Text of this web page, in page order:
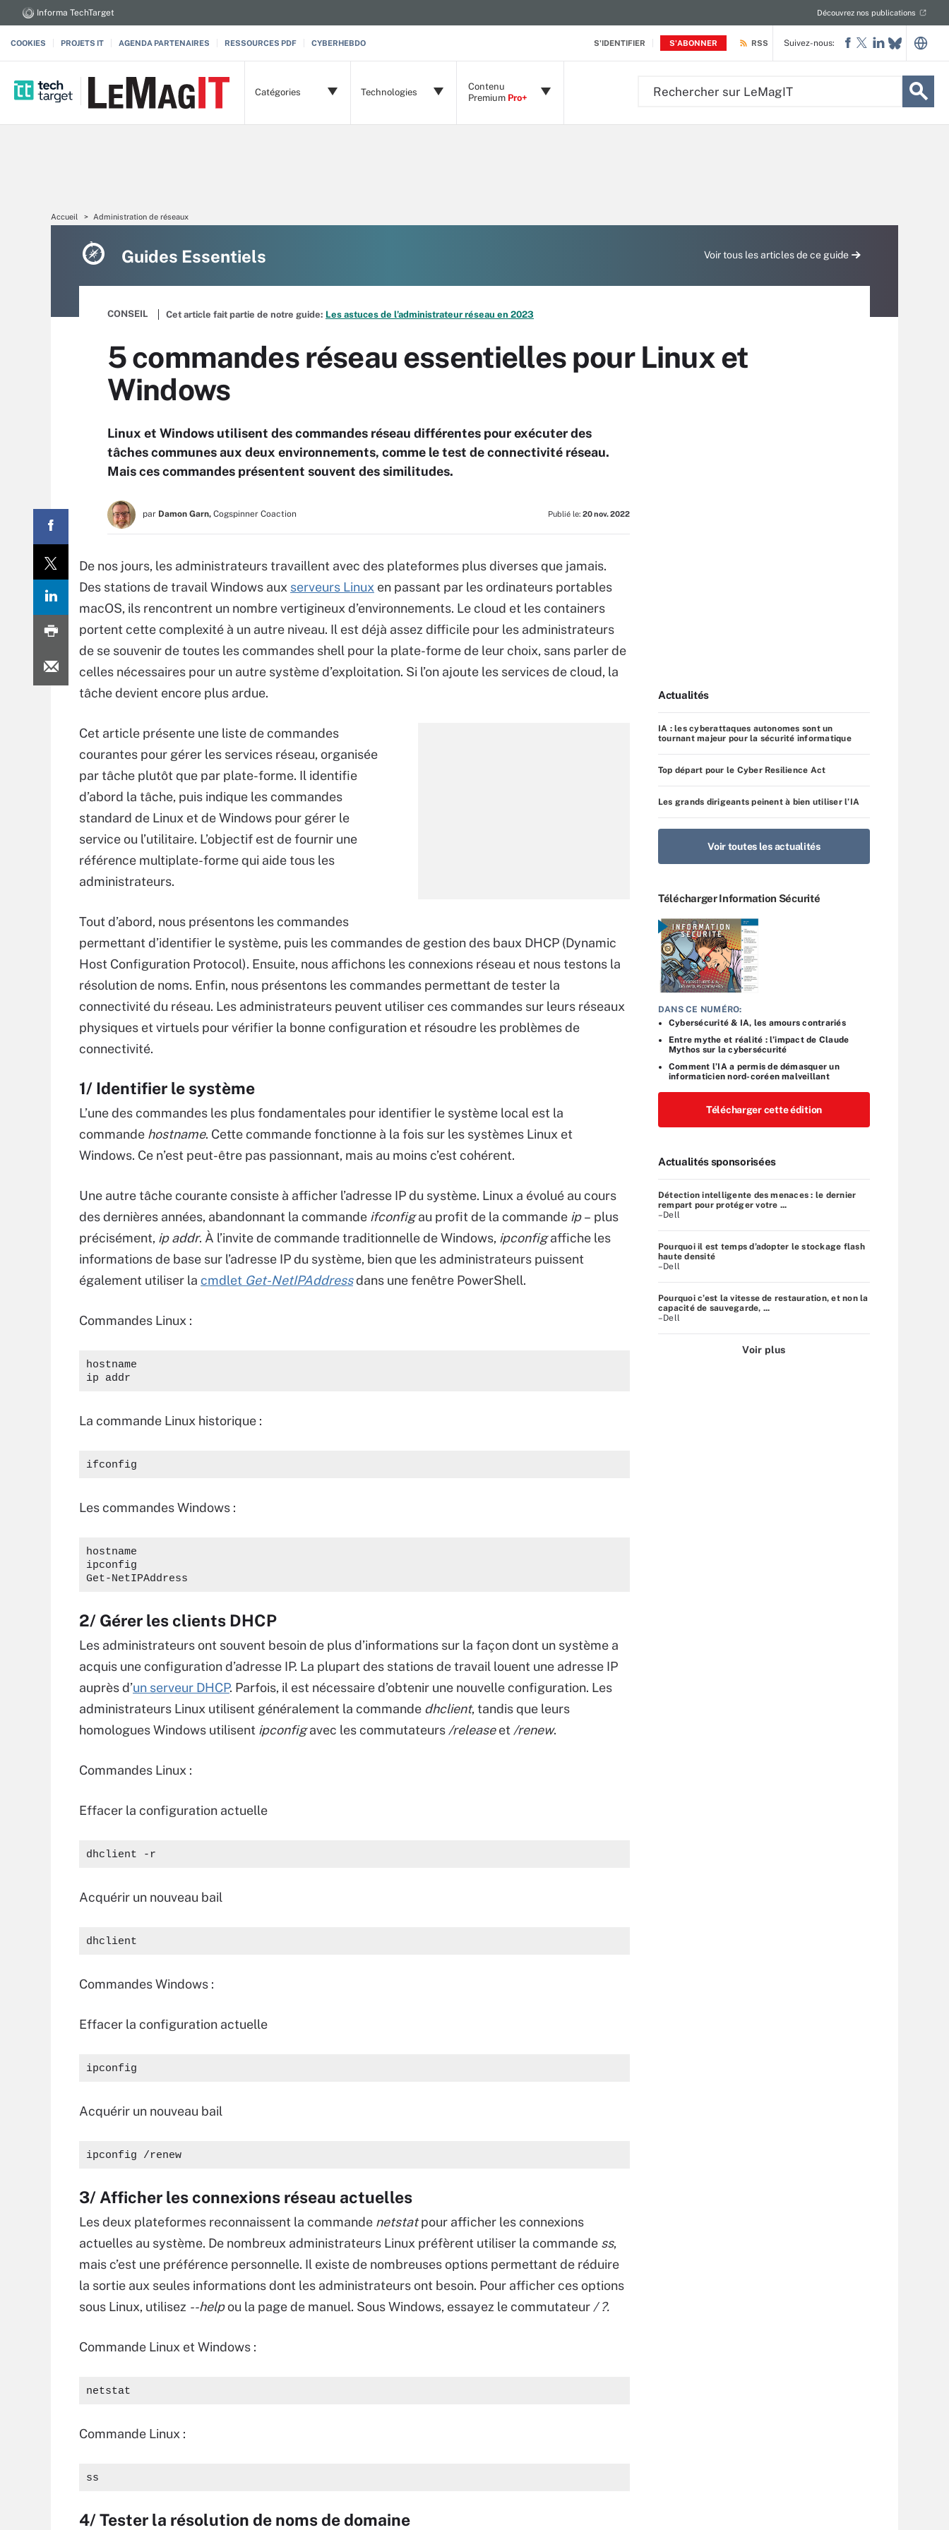
S'IDENTIFIER S'ABONNER
Informa TechTarget Découvrez nos publications
COOKIES PROJETS IT AGENDA PARTENAIRES RESSOURCES PDF CYBERHEBDO RSS
Catégories Technologies
Contenu
Premium Pro+
Suivez-nous:
Accueil Administration de réseaux
Guides Essentiels Voir tous les articles de ce guide
CONSEIL Cet article fait partie de notre guide: Les astuces de l’administrateur réseau en 2023
5 commandes réseau essentielles pour Linux et
Windows
Linux et Windows utilisent des commandes réseau différentes pour exécuter des
tâches communes aux deux environnements, comme le test de connectivité réseau.
Mais ces commandes présentent souvent des similitudes.
par Damon Garn, Cogspinner Coaction Publié le: 20 nov. 2022
De nos jours, les administrateurs travaillent avec des plateformes plus diverses que jamais.
Des stations de travail Windows aux serveurs Linux en passant par les ordinateurs portables
macOS, ils rencontrent un nombre vertigineux d’environnements. Le cloud et les containers
portent cette complexité à un autre niveau. Il est déjà assez difficile pour les administrateurs
de se souvenir de toutes les commandes shell pour la plate-forme de leur choix, sans parler de
celles nécessaires pour un autre système d’exploitation. Si l’on ajoute les services de cloud, la
tâche devient encore plus ardue.
Cet article présente une liste de commandes
courantes pour gérer les services réseau, organisée
par tâche plutôt que par plate-forme. Il identifie
d’abord la tâche, puis indique les commandes
standard de Linux et de Windows pour gérer le
service ou l’utilitaire. L’objectif est de fournir une
référence multiplate-forme qui aide tous les
administrateurs.
Tout d’abord, nous présentons les commandes
permettant d’identifier le système, puis les commandes de gestion des baux DHCP (Dynamic
Host Configuration Protocol). Ensuite, nous affichons les connexions réseau et nous testons la
résolution de noms. Enfin, nous présentons les commandes permettant de tester la
connectivité du réseau. Les administrateurs peuvent utiliser ces commandes sur leurs réseaux
physiques et virtuels pour vérifier la bonne configuration et résoudre les problèmes de
connectivité.
1/ Identifier le système
L’une des commandes les plus fondamentales pour identifier le système local est la
commande hostname. Cette commande fonctionne à la fois sur les systèmes Linux et
Windows. Ce n’est peut-être pas passionnant, mais au moins c’est cohérent.
Une autre tâche courante consiste à afficher l’adresse IP du système. Linux a évolué au cours
des dernières années, abandonnant la commande ifconfigau profit de la commande ip– plus
précisément, ip addr. À l’invite de commande traditionnelle de Windows, ipconfigaffiche les
informations de base sur l’adresse IP du système, bien que les administrateurs puissent
également utiliser la cmdlet Get-NetIPAddressdans une fenêtre PowerShell.
Commandes Linux :
hostname
ip addr
La commande Linux historique :
ifconfig
Les commandes Windows :
hostname
ipconfig
Get-NetIPAddress
2/ Gérer les clients DHCP
Les administrateurs ont souvent besoin de plus d’informations sur la façon dont un système a
acquis une configuration d’adresse IP. La plupart des stations de travail louent une adresse IP
auprès d’un serveur DHCP. Parfois, il est nécessaire d’obtenir une nouvelle configuration. Les
administrateurs Linux utilisent généralement la commande dhclient, tandis que leurs
homologues Windows utilisent ipconfigavec les commutateurs /releaseet /renew.
Commandes Linux :
Effacer la configuration actuelle
dhclient -r
Acquérir un nouveau bail
dhclient
Commandes Windows :
Effacer la configuration actuelle
ipconfig
Acquérir un nouveau bail
ipconfig /renew
3/ Afficher les connexions réseau actuelles
Les deux plateformes reconnaissent la commande netstatpour afficher les connexions
actuelles au système. De nombreux administrateurs Linux préfèrent utiliser la commande ss,
mais c’est une préférence personnelle. Il existe de nombreuses options permettant de réduire
la sortie aux seules informations dont les administrateurs ont besoin. Pour afficher ces options
sous Linux, utilisez --helpou la page de manuel. Sous Windows, essayez le commutateur / ?.
Commande Linux et Windows :
netstat
Commande Linux :
ss
4/ Tester la résolution de noms de domaine
Actualités
IA : les cyberattaques autonomes sont un
tournant majeur pour la sécurité informatique
Top départ pour le Cyber Resilience Act
Les grands dirigeants peinent à bien utiliser l’IA
Voir toutes les actualités
Télécharger Information Sécurité
DANS CE NUMÉRO:
Cybersécurité & IA, les amours contrariés
Entre mythe et réalité : l’impact de Claude
Mythos sur la cybersécurité
Comment l’IA a permis de démasquer un
informaticien nord-coréen malveillant
Télécharger cette édition
Actualités sponsorisées
Détection intelligente des menaces : le dernier
rempart pour protéger votre ...
–Dell
Pourquoi il est temps d’adopter le stockage flash
haute densité
–Dell
Pourquoi c’est la vitesse de restauration, et non la
capacité de sauvegarde, ...
–Dell
Voir plus